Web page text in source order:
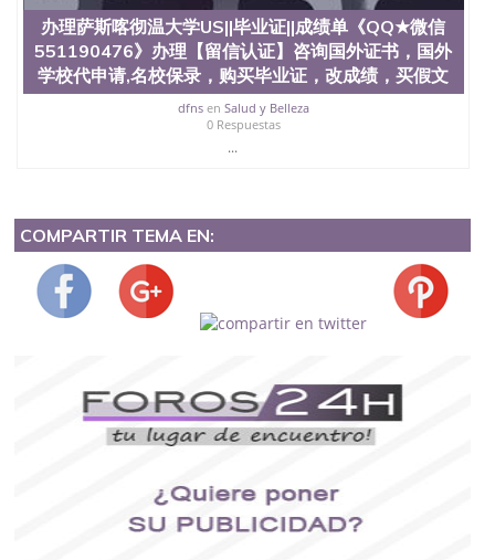
办理萨斯喀彻温大学US||毕业证||成绩单《QQ★微信
551190476》办理【留信认证】咨询国外证书，国外
学校代申请,名校保录，购买毕业证，改成绩，买假文
dfnsen Salud y Belleza
0 Respuestas
...
COMPARTIR TEMA EN: